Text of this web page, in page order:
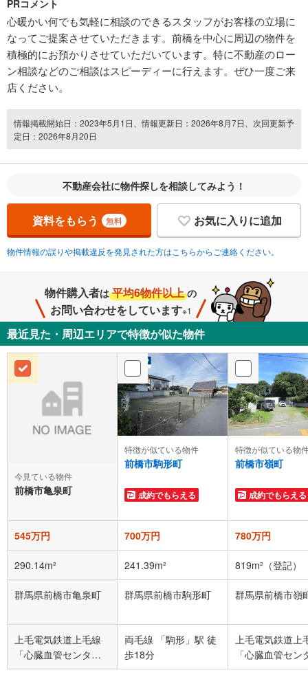
PRコメント
心暖かい何でも気軽に相談のできるスタッフがお客様の立場に
なってご提案させていただきます。前橋を中心に周辺の物件を
積極的にお預かりさせていただいています。特に不動産のロー
ン相談などのご相談はスピーディーに行えます。ぜひ一度ご来
店ください。
情報掲載開始日：2023年5月1日、情報更新日：2026年8月7日、次回更新予
定日：2026年8月20日
不動産会社に物件探しを相談してみよう！
資料をもらう 無料 お気に入りに追加
物件情報の誤りや掲載違反を発見された方はこちらからご連絡ください。
物件購入者は 平均6物件以上 の
お問い合わせをしています※1
最近見た・周辺エリアで特徴が似た物件
今見ている物件
前橋市亀泉町
特徴が似ている物件
前橋市駒形町
成約でもらえる
特徴が似ている物
前橋市嶺町
成約でもらえる
545万円 700万円 780万円
290.14m² 241.39m² 819m²（登記）
群馬県前橋市亀泉町 群馬県前橋市駒形町 群馬県前橋市嶺
上毛電気鉄道上毛線
「心臓血管センタ
ー」駅 徒歩4分
両毛線 「駒形」駅 徒
歩18分
上毛電気鉄道上
「心臓血管セン
駅 徒歩60分